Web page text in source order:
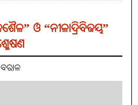
ଓ “ନୀଳାଦ୍ରିବିଜୟ”